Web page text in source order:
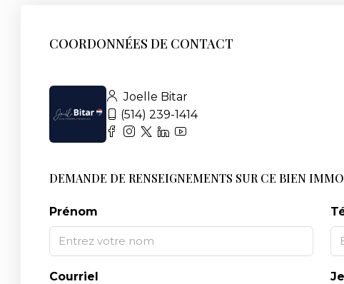
COORDONNÉES DE CONTACT
Joelle Bitar
(514) 239-1414
DEMANDE DE RENSEIGNEMENTS SUR CE BIEN
Prénom
Courriel